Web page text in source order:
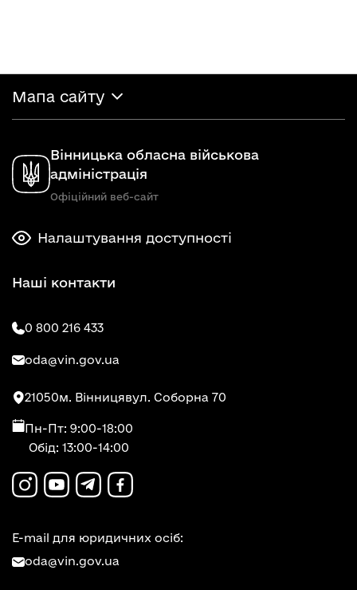
Мапа сайту
Вінницька обласна військова
адміністрація
Офіційний веб-сайт
Налаштування доступності
Наші контакти
0 800 216 433
oda@vin.gov.ua
21050м. Вінницявул. Соборна 70
Пн-Пт: 9:00-18:00
Обід: 13:00-14:00
E-mail для юридичних осіб:
oda@vin.gov.ua